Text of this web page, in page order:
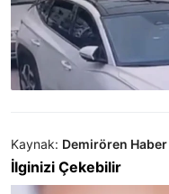
Kaynak: Demirören Haber